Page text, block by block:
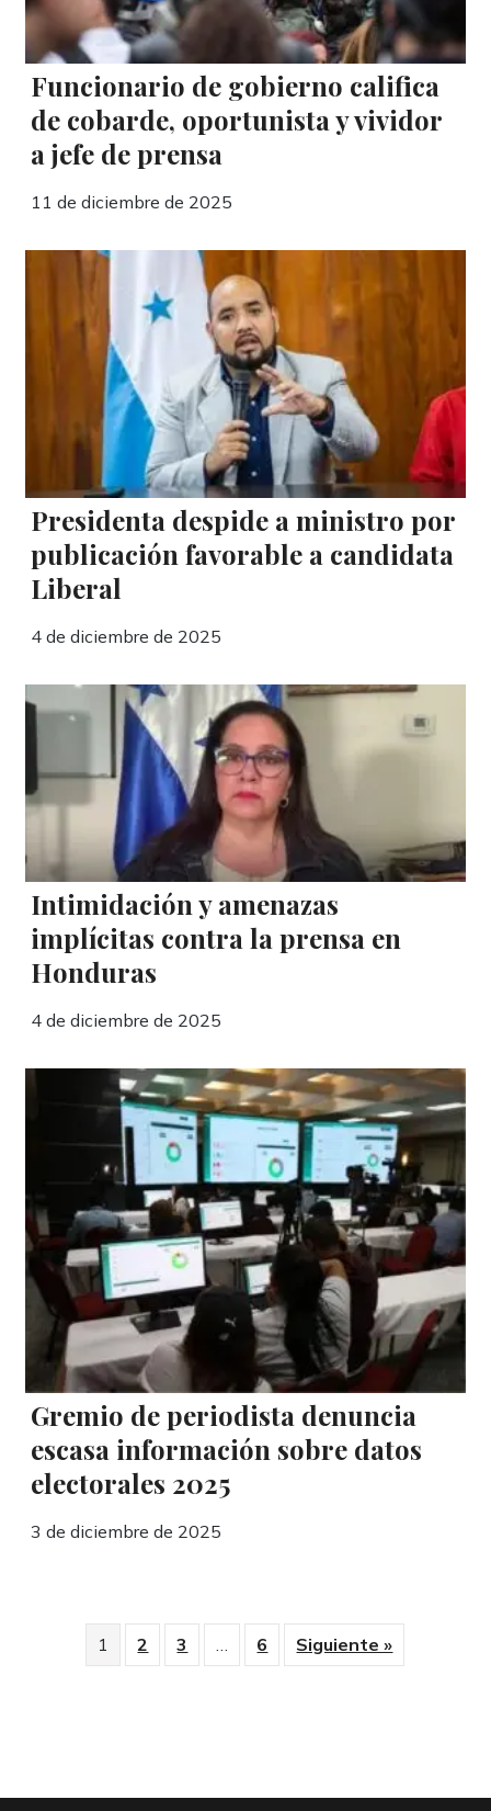
Funcionario de gobierno califica
de cobarde, oportunista y vividor
a jefe de prensa
11 de diciembre de 2025
Presidenta despide a ministro por
publicación favorable a candidata
Liberal
4 de diciembre de 2025
Intimidación y amenazas
implícitas contra la prensa en
Honduras
4 de diciembre de 2025
Gremio de periodista denuncia
escasa información sobre datos
electorales 2025
3 de diciembre de 2025
1 2 3 6 Siguiente »